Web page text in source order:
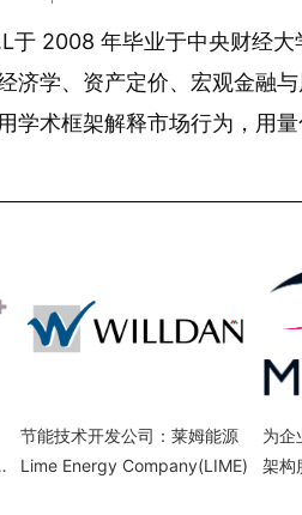
于 2008 年毕业于中央财经
济学、资产定价、宏观金融
学术框架解释市场行为，用
节能技术开发公司：莱姆能源
Lime Energy Company(LIME)
为企
架构